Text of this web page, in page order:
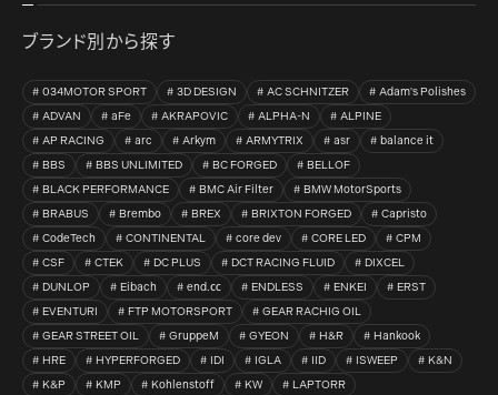
ブランド別から探す
034MOTOR SPORT 3D DESIGN AC SCHNITZER
Adam's Polishes
ADVAN
aFe AKRAPOVIC ALPHA-N
ALPINE
AP RACING
arc Arkym ARMYTRIX asr
balance it
BBS
BBS UNLIMITED BC FORGED
BELLOF
BLACK PERFORMANCE
BMC Air Filter
BMW MotorSports
BRABUS
Brembo BREX BRIXTON FORGED
Capristo
CodeTech
CONTINENTAL core dev CORE LED
CPM
CSF
CTEK DC PLUS DCT RACING FLUID
DIXCEL
DUNLOP
Eibach end.㏄ ENDLESS ENKEI
ERST
EVENTURI
FTP MOTORSPORT
GEAR RACHIG OIL
GEAR STREET OIL
GruppeM GYEON H&R
Hankook
HRE
HYPERFORGED IDI IGLA IID ISWEEP
K&N
K&P
KMP Kohlenstoff KW
LAPTORR